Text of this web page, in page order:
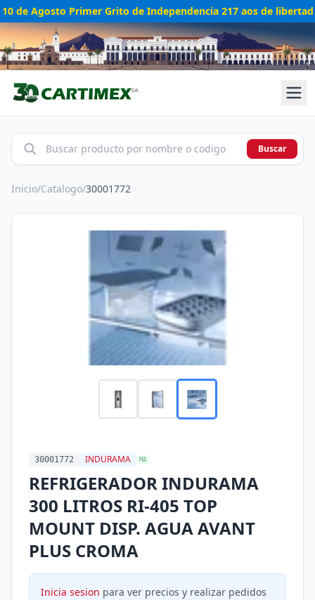
10 de Agosto Primer Grito de Independencia 217 aos de libertad
Buscar
Inicio/Catalogo/30001772
30001772 INDURAMA MA
REFRIGERADOR INDURAMA
300 LITROS RI-405 TOP
MOUNT DISP. AGUA AVANT
PLUS CROMA
Inicia sesion para ver precios y realizar pedidos